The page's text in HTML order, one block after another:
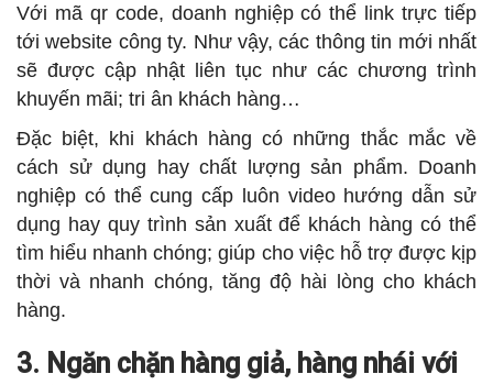
Với mã qr code, doanh nghiệp có thể link trực tiếp
tới website công ty. Như vậy, các thông tin mới nhất
sẽ được cập nhật liên tục như các chương trình
khuyến mãi; tri ân khách hàng…
Đặc biệt, khi khách hàng có những thắc mắc về
cách sử dụng hay chất lượng sản phẩm. Doanh
nghiệp có thể cung cấp luôn video hướng dẫn sử
dụng hay quy trình sản xuất để khách hàng có thể
tìm hiểu nhanh chóng; giúp cho việc hỗ trợ được kịp
thời và nhanh chóng, tăng độ hài lòng cho khách
hàng.
3. Ngăn chặn hàng giả, hàng nhái với